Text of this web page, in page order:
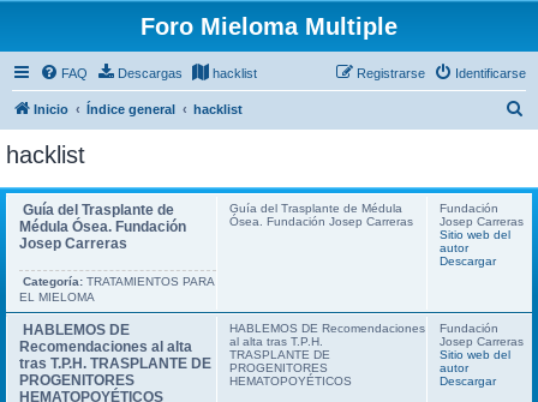
Foro Mieloma Multiple
FAQ Descargas hacklist Identificarse
Registrarse
Inicio Índice general hacklist
c
hacklist
Guía del Trasplante de
Médula Ósea. Fundación
Josep Carreras
Categoría: TRATAMIENTOS PARA
EL MIELOMA
Guía del Trasplante de Médula
Ósea. Fundación Josep Carreras
Fundación
Josep Carreras
Sitio web del
autor
Descargar
HABLEMOS DE
Recomendaciones al alta
tras T.P.H. TRASPLANTE DE
PROGENITORES
HEMATOPOYÉTICOS
HABLEMOS DE Recomendaciones
al alta tras T.P.H.
TRASPLANTE DE
PROGENITORES
HEMATOPOYÉTICOS
Fundación
Josep Carreras
Sitio web del
autor
Descargar